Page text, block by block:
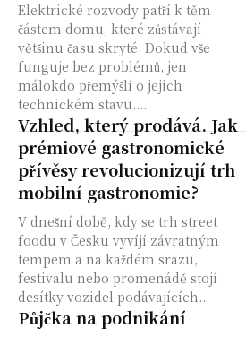
Elektrické rozvody patří k těm
částem domu, které zůstávají
většinu času skryté. Dokud vše
funguje bez problémů, jen
málokdo přemýšlí o jejich
technickém stavu....
Vzhled, který prodává. Jak
prémiové gastronomické
přívěsy revolucionizují trh
mobilní gastronomie?
V dnešní době, kdy se trh street
foodu v Česku vyvíjí závratným
tempem a na každém srazu,
festivalu nebo promenádě stojí
desítky vozidel podávajících...
Půjčka na podnikání